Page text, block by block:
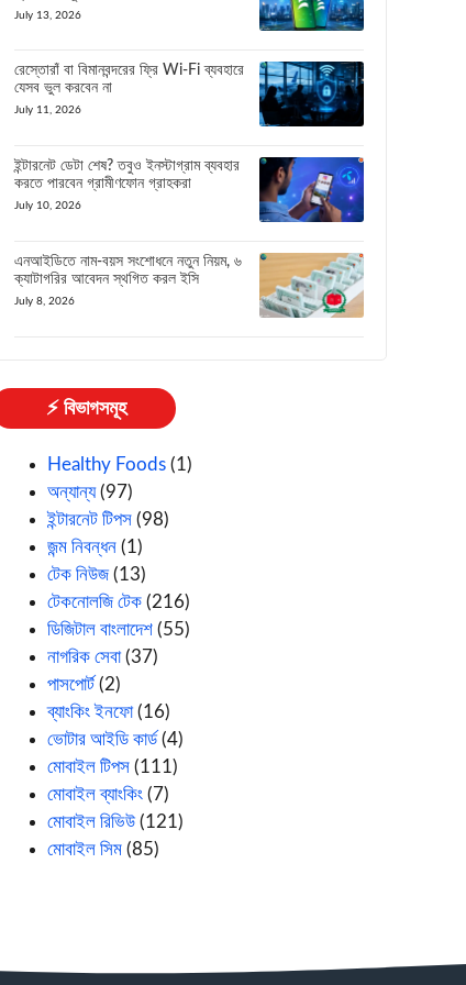
July 13, 2026
রেস্তোরাঁ বা বিমানবন্দরের ফ্রি Wi-Fi ব্যবহারে
যেসব ভুল করবেন না
July 11, 2026
ইন্টারনেট ডেটা শেষ? তবুও ইনস্টাগ্রাম ব্যবহার
করতে পারবেন গ্রামীণফোন গ্রাহকরা
July 10, 2026
এনআইডিতে নাম-বয়স সংশোধনে নতুন নিয়ম, ৬
ক্যাটাগরির আবেদন স্থগিত করল ইসি
July 8, 2026
⚡ বিভাগসমূহ
Healthy Foods (1)
অন্যান্য(97)
ইন্টারনেট টিপস (98)
জন্ম নিবন্ধন (1)
টেক নিউজ(13)
টেকনোলজি টেক (216)
ডিজিটাল বাংলাদেশ (55)
নাগরিক সেবা(37)
পাসপোর্ট (2)
ব্যাংকিং ইনফো(16)
ভোটার আইডি কার্ড (4)
মোবাইল টিপস (111)
মোবাইল ব্যাংকিং (7)
মোবাইল রিভিউ (121)
মোবাইল সিম (85)